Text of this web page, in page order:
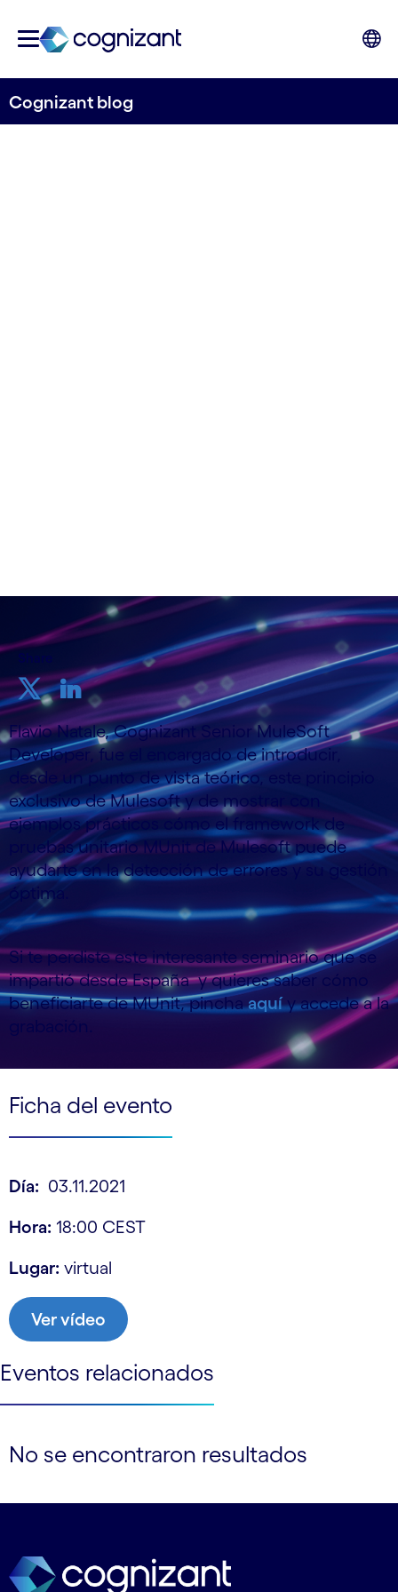
Cognizant blog
Share
Flavio Natale, Cognizant Senior MuleSoft
Developer, fue el encargado de introducir,
desde un punto de vista teórico, este principio
exclusivo de Mulesoft y de mostrar con
ejemplos prácticos cómo el framework de
pruebas unitario MUnit de Mulesoft puede
ayudarte en la detección de errores y su gestión
óptima.
Si te perdiste este interesante seminario que se
impartió desde España y quieres saber cómo
beneficiarte de MUnit, pinchaaquíy accede a la
grabación.
Ficha del evento
Día: 03.11.2021
Hora: 18:00 CEST
Lugar: virtual
Ver vídeo
Eventos relacionados
No se encontraron resultados